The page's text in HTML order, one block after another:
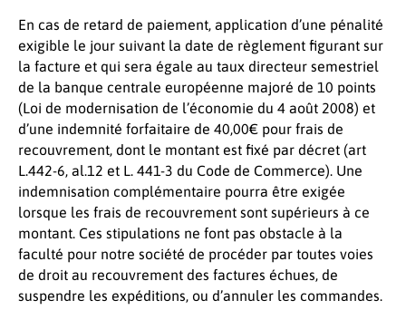
En cas de retard de paiement, application d’une pénalité
exigible le jour suivant la date de règlement figurant sur
la facture et qui sera égale au taux directeur semestriel
de la banque centrale européenne majoré de 10 points
(Loi de modernisation de l’économie du 4 août 2008) et
d’une indemnité forfaitaire de 40,00€ pour frais de
recouvrement, dont le montant est fixé par décret (art
L.442-6, al.12 et L. 441-3 du Code de Commerce). Une
indemnisation complémentaire pourra être exigée
lorsque les frais de recouvrement sont supérieurs à ce
montant. Ces stipulations ne font pas obstacle à la
faculté pour notre société de procéder par toutes voies
de droit au recouvrement des factures échues, de
suspendre les expéditions, ou d’annuler les commandes.